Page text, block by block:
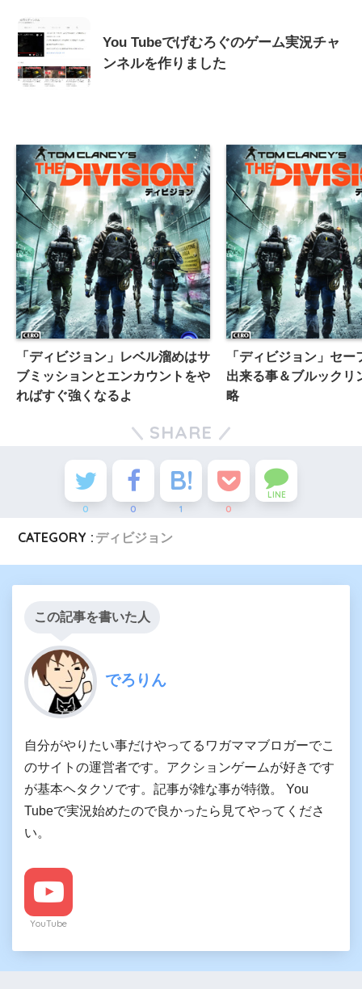
You Tubeでげむろぐのゲーム実況チャ
ンネルを作りました
「ディビジョン」レベル溜めはサ
ブミッションとエンカウントをや
ればすぐ強くなるよ
「ディビジョン」セー
出来る事＆ブルックリ
略
SHARE
0 0 1 0
LINE
CATEGORY : ディビジョン
この記事を書いた人
でろりん
自分がやりたい事だけやってるワガママブロガーでこ
のサイトの運営者です。アクションゲームが好きです
が基本ヘタクソです。記事が雑な事が特徴。 You
Tubeで実況始めたので良かったら見てやってくださ
い。
YouTube